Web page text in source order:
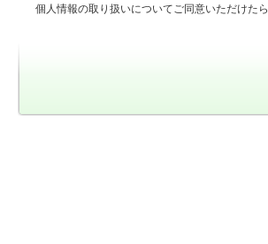
個人情報の取り扱いについてご同意いただけたら